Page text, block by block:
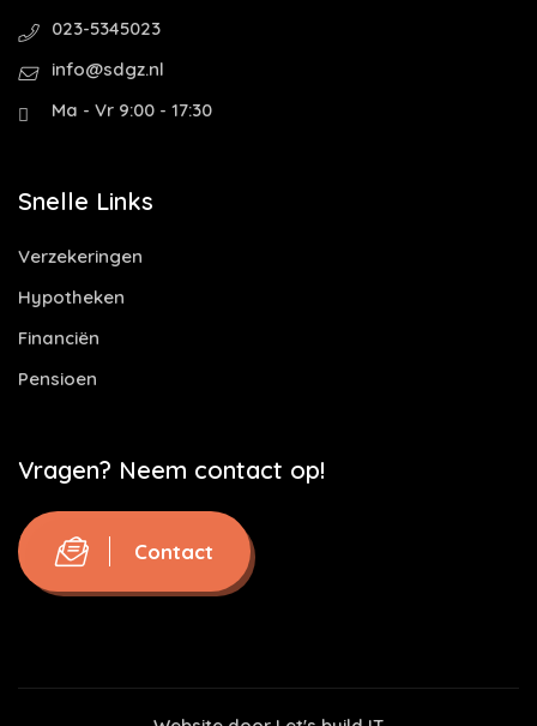
023-5345023
info@sdgz.nl
Ma - Vr 9:00 - 17:30
Snelle Links
Verzekeringen
Hypotheken
Financiën
Pensioen
Vragen? Neem contact op!
Contact